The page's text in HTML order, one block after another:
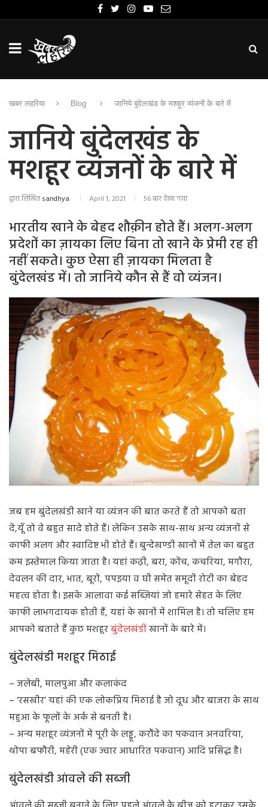
खबर लहरिया Blog जानिये बुंदेलखंड के मशहूर व्यंजनों के बारे में
जानिये बुंदेलखंड के
मशहूर व्यंजनों के बारे में
द्वारा लिखितsandhya April 1, 2021 56 बार देखा गया
भारतीय खाने के बेहद शौक़ीन होते हैं। अलग-अलग
प्रदेशों का ज़ायका लिए बिना तो खाने के प्रेमी रह ही
नहीं सकते। कुछ ऐसा ही ज़ायका मिलता है
बुंदेलखंड में। तो जानिये कौन से हैं वो व्यंजन।
जब हम बुंदेलखंडी खाने या व्यंजन की बात करते हैं तो आपको बता
दें,यूँ तो वे बहुत सादे होते हैं। लेकिन उसके साथ-साथ अन्य व्यंजनों से
काफी अलग और स्वादिष्ट भी होते हैं। बुन्देखण्डी खानों में तेल का बहुत
कम इस्तेमाल किया जाता है। यहां कढ़ी, बरा, कोंच, कचरिया, मगौरा,
देवलन की दार, भात, बूरों, पपइया व घी समेत समूदी रोटी का बेहद
महत्व होता है। इसके आलावा कई सब्ज़ियां जो हमारे सेहत के लिए
काफी लाभगदायक होती हैं, यहां के खानों में शामिल है। तो चलिए हम
आपको बताते हैं कुछ मशहूरबुंदेलखंडीखानों के बारे में।
बुंदेलखंडी मशहूर मिठाई
– जलेबी, मालपुआ और कलाकंद
– ‘रसखीर’ यहां की एक लोकप्रिय मिठाई है जो दूध और बाजरा के साथ
महुआ के फूलों के अर्क से बनती है।
– अन्य मशहूर व्यंजनों में पूरी के लड्डू, करौंदे का पकवान अनवरिया,
थोपा बफौरी, महेरी (एक ज्वार आधारित पकवान) आदि प्रसिद्ध है।
बुंदेलखंडी आंवले की सब्जी